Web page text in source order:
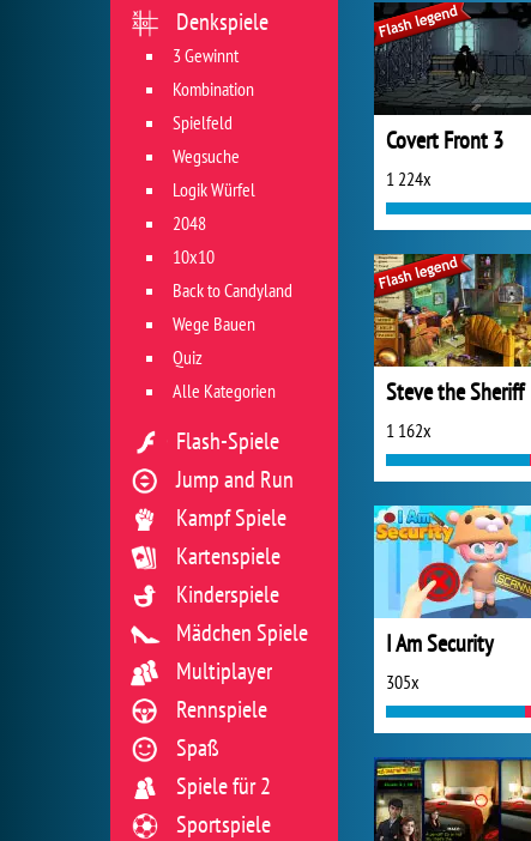
Covert Front 3
1 224x
Steve the Sheriff
1 162x
I Am Security
305x
Denkspiele
3 Gewinnt
Kombination
Spielfeld
Wegsuche
Logik Würfel
2048
10x10
Back to Candyland
Wege Bauen
Quiz
Alle Kategorien
Flash-Spiele
Jump and Run
Kampf Spiele
Kartenspiele
Kinderspiele
Mädchen Spiele
Multiplayer
Rennspiele
Spaß
Spiele für 2
Sportspiele